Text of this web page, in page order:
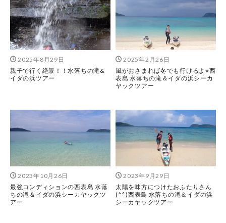
2025年8月29日
親子で行く絶景！！水落ちの滝&
イダの浜ツアー
2025年2月26日
風がおさまれば冬でも行けるよ⭐︎西
表島 水落ちの滝＆イダの浜シーカ
ヤックツアー
2023年10月26日
最強コンディションの西表島 水落
ちの滝＆イダの浜シーカヤックツ
アー
2023年9月29日
太陽を味方につけたおふたりさん
(^^)西表島 水落ちの滝＆イダの浜
シーカヤックツアー